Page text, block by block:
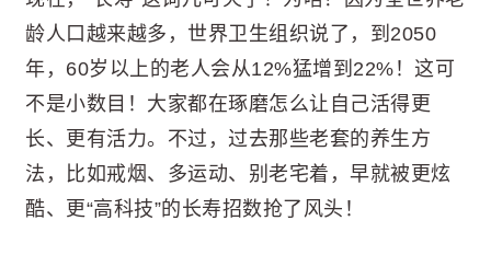
龄人口越来越多，世界卫生组织说了，到2050
年，60岁以上的老人会从12%猛增到22%！这可
不是小数目！大家都在琢磨怎么让自己活得更
长、更有活力。不过，过去那些老套的养生方
法，比如戒烟、多运动、别老宅着，早就被更炫
酷、更“高科技”的长寿招数抢了风头！